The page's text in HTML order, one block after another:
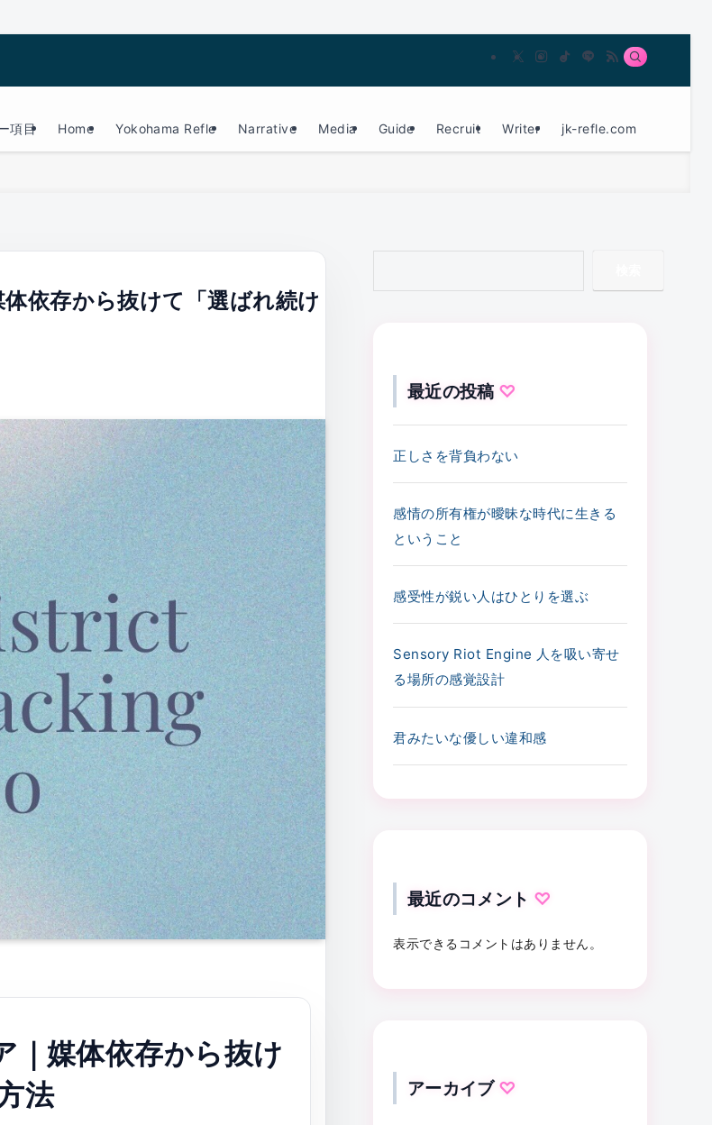
項目 Home Yokohama Refle Narrative Media Guide Recruit Writer jk-refle.com
依存から抜けて「選ばれ続け
媒体依存から抜け
法
最近の投稿
正しさを背負わない
感情の所有権が曖昧な時代に生きる
ということ
感受性が鋭い人はひとりを選ぶ
Sensory Riot Engine 人を吸い寄せ
る場所の感覚設計
君みたいな優しい違和感
最近のコメント
表示できるコメントはありません。
アーカイブ